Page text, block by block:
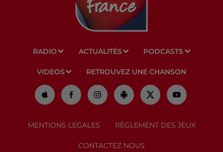
RADIO ACTUALITÉS PODCASTS
VIDEOS RETROUVEZ UNE CHANSON
MENTIONS LEGALES RÈGLEMENT DES JEUX
CONTACTEZ NOUS